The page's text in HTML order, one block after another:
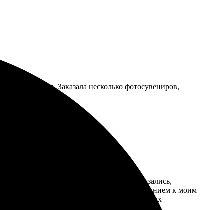
сроки. Заказала несколько фотосувениров,
Рекомендую!
и нажал «заказать». Оперативно связались,
повесить на стену. Подошли с вниманием к моим
эмоции! Рекомендую тем, кто ищет надёжных